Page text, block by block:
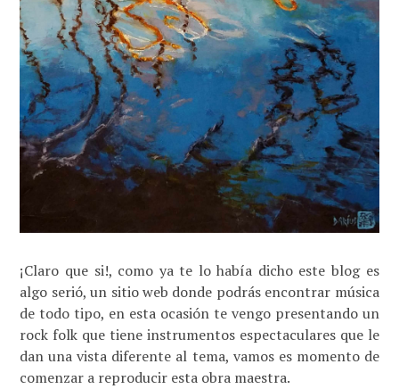
¡Claro que si!, como ya te lo había dicho este blog es
algo serió, un sitio web donde podrás encontrar música
de todo tipo, en esta ocasión te vengo presentando un
rock folk que tiene instrumentos espectaculares que le
dan una vista diferente al tema, vamos es momento de
comenzar a reproducir esta obra maestra.